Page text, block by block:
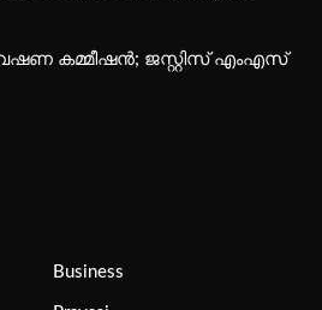
കമ്മീഷന്‍; ജസ്റ്റിസ് എംഎസ്
Business